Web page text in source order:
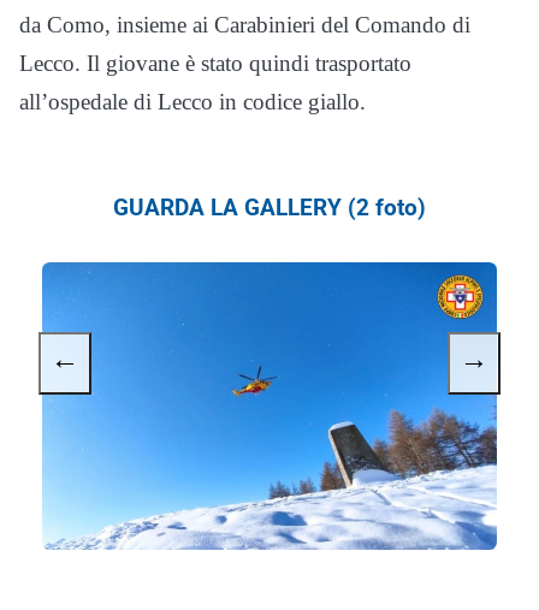
da Como, insieme ai Carabinieri del Comando di
Lecco. Il giovane è stato quindi trasportato
all’ospedale di Lecco in codice giallo.
GUARDA LA GALLERY (2 foto)
← →